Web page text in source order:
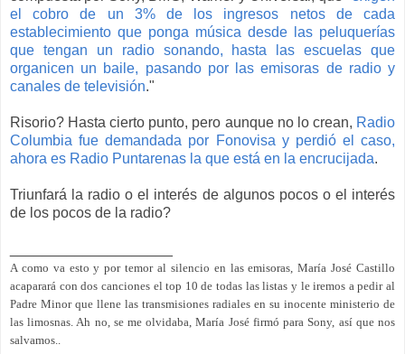
el cobro de un 3% de los ingresos netos de cada
establecimiento que ponga música desde las peluquerías
que tengan un radio sonando, hasta las escuelas que
organicen un baile, pasando por las emisoras de radio y
canales de televisión."
Risorio? Hasta cierto punto, pero aunque no lo crean, Radio
Columbia fue demandada por Fonovisa y perdió el caso,
ahora es Radio Puntarenas la que está en la encrucijada.
Triunfará la radio o el interés de algunos pocos o el interés
de los pocos de la radio?
A como va esto y por temor al silencio en las emisoras, María José Castillo
acaparará con dos canciones el top 10 de todas las listas y le iremos a pedir al
Padre Minor que llene las transmisiones radiales en su inocente ministerio de
las limosnas. Ah no, se me olvidaba, María José firmó para Sony, así que nos
salvamos..